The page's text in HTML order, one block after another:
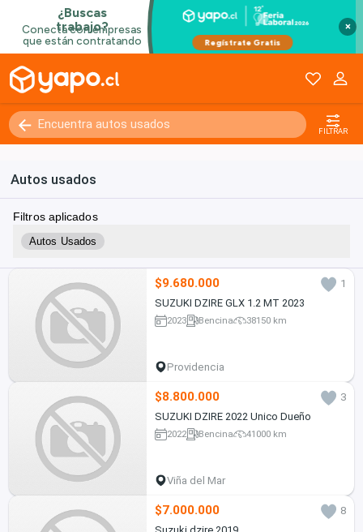
×
FILTRAR
Autos usados
Filtros aplicados
Autos Usados
$9.680.000
1
SUZUKI DZIRE GLX 1.2 MT 2023
2023 Bencina 38150 km
Providencia
$8.800.000
3
SUZUKI DZIRE 2022 Unico Dueño
2022 Bencina 41000 km
Viña del Mar
$7.000.000
8